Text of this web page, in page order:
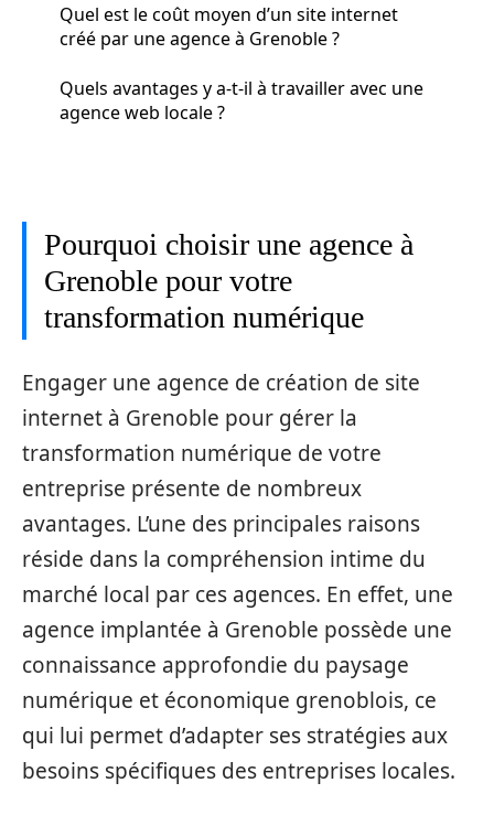
Quel est le coût moyen d’un site internet
créé par une agence à Grenoble ?
Quels avantages y a-t-il à travailler avec une
agence web locale ?
Pourquoi choisir une agence à
Grenoble pour votre
transformation numérique
Engager une agence de création de site
internet à Grenoble pour gérer la
transformation numérique de votre
entreprise présente de nombreux
avantages. L’une des principales raisons
réside dans la compréhension intime du
marché local par ces agences. En effet, une
agence implantée à Grenoble possède une
connaissance approfondie du paysage
numérique et économique grenoblois, ce
qui lui permet d’adapter ses stratégies aux
besoins spécifiques des entreprises locales.